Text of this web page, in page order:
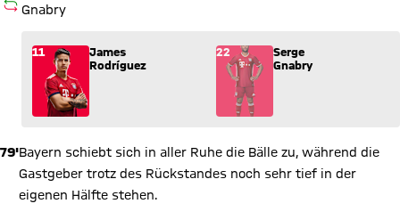
AUSWECHSLUNG
Gnabry
Wechsel: James Rodríguez (11) kommt für Serge Gnabry
11
James
Rodríguez
22
Serge
Gnabry
79'Bayern schiebt sich in aller Ruhe die Bälle zu, während die
Gastgeber trotz des Rückstandes noch sehr tief in der
eigenen Hälfte stehen.